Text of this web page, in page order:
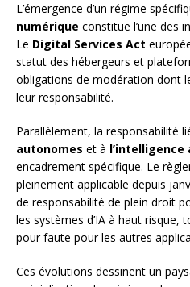
L’émergence d’un régime
numérique constitue l’une des
Le Digital Services Act
statut des hébergeurs et
obligations de modération dont
leur responsabilité.
Parallèlement, la responsabilité
autonomes et à
encadrement spécifique. Le
pleinement applicable depuis
de responsabilité de plein droit
les systèmes d’IA à haut risque,
pour faute pour les autres
Ces évolutions dessinent un